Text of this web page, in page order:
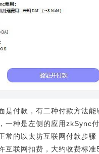
是付款，有二种付款方法能
一种是左侧的应用zkSync
常的以太坊互联网付款步骤
互联网扣费，大约收费标准